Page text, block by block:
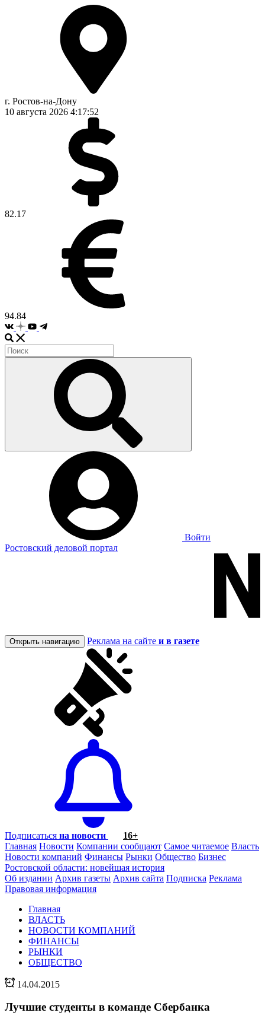
г. Ростов-на-Дону
10 августа 2026 4:17:53
82.17
94.84
Войти
Ростовский деловой портал
Открыть навигацию Реклама на сайте и в газете
Подписаться на новости
16+
Главная Новости Компании сообщают Самое читаемое Власть
Новости компаний Финансы Рынки Общество Бизнес
Ростовской области: новейшая история
Об издании Архив газеты Архив сайта Подписка Реклама
Правовая информация
Главная
ВЛАСТЬ
НОВОСТИ КОМПАНИЙ
ФИНАНСЫ
РЫНКИ
ОБЩЕСТВО
14.04.2015
Лучшие студенты в команде Сбербанка